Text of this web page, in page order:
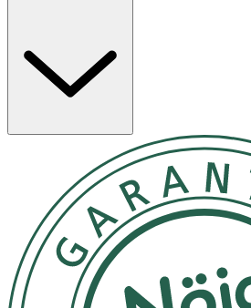
OK för gravida och ammande: